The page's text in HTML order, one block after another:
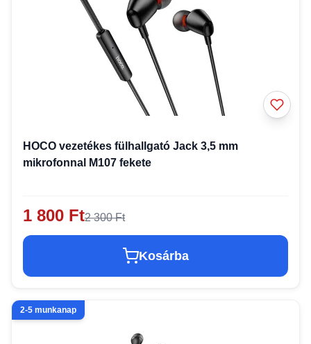
HOCO vezetékes fülhallgató Jack 3,5 mm
mikrofonnal M107 fekete
1 800 Ft2 300 Ft
Kosárba
2-5 munkanap